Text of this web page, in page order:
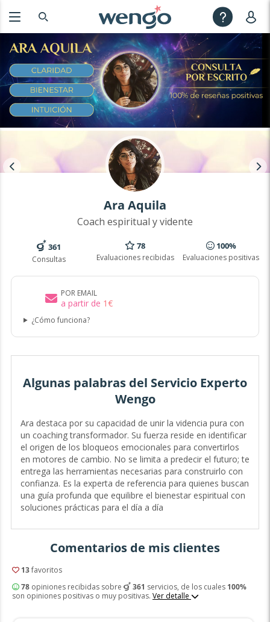
Ara Aquila
Coach espiritual y vidente
361
Consultas
78
Evaluaciones recibidas
100%
Evaluaciones positivas
POR EMAIL
a partir de 1€
¿Cómo funciona?
Algunas palabras del Servicio Experto
Wengo
Ara destaca por su capacidad de unir la videncia pura con
un coaching transformador. Su fuerza reside en identificar
el origen de los bloqueos emocionales para convertirlos
en motores de cambio. No se limita a predecir el futuro; te
entrega las herramientas necesarias para construirlo con
confianza. Es la experta de referencia para quienes buscan
una guía profunda que equilibre el bienestar espiritual con
soluciones prácticas para el día a día
Comentarios de mis clientes
13favoritos
78opiniones recibidas sobre 361 servicios, de los cuales 100%
son opiniones positivas o muy positivas. Ver detalle